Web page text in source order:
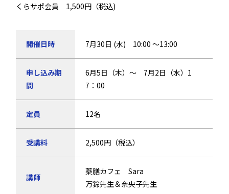
くらサポ会員 1,500円（税込)
開催日時 7月30日 (水) 10:00 ～13:00
申し込み期
間
6月5日（木）～ 7月2日（水）1
7：00
定員 12名
受講料 2,500円（税込）
講師
薬膳カフェ Sara
万鈴先生＆奈央子先生